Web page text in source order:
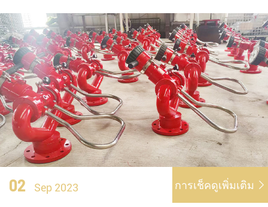
02 Sep 2023 การเช็คดูเพิ่มเติม 